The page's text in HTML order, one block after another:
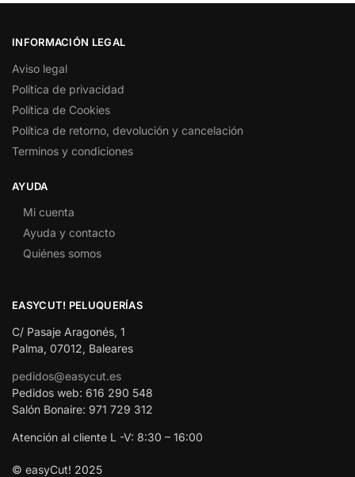
INFORMACIÓN LEGAL
Aviso legal
Política de privacidad
Política de Cookies
Política de retorno, devolución y cancelación
Terminos y condiciones
AYUDA
Mi cuenta
Ayuda y contacto
Quiénes somos
EASYCUT! PELUQUERÍAS
C/ Pasaje Aragonés, 1
Palma, 07012, Baleares
pedidos@easycut.es
Pedidos web: 616 290 548
Salón Bonaire: 971 729 312
Atención al cliente L -V: 8:30 – 16:00
© easyCut! 2025